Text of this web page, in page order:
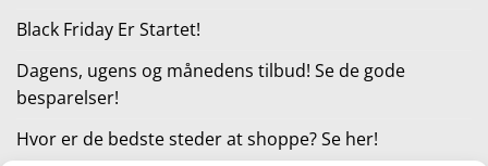
Black Friday Er Startet!
Dagens, ugens og månedens tilbud! Se de gode
besparelser!
Hvor er de bedste steder at shoppe? Se her!